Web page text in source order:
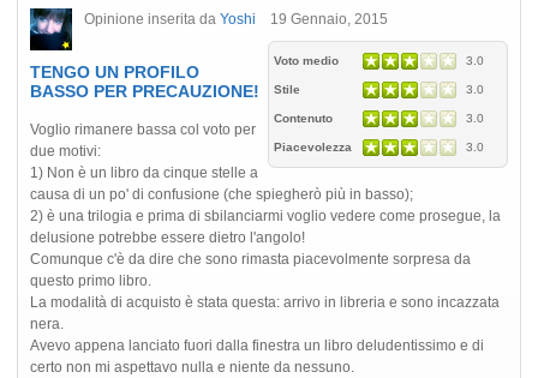
Opinione inserita da Yoshi 19 Gennaio, 2015
Voto medio 3.0
Stile 3.0
Contenuto 3.0
Piacevolezza 3.0
TENGO UN PROFILO
BASSO PER PRECAUZIONE!
Voglio rimanere bassa col voto per
due motivi:
1) Non è un libro da cinque stelle a
causa di un po' di confusione (che spiegherò più in basso);
2) è una trilogia e prima di sbilanciarmi voglio vedere come prosegue, la
delusione potrebbe essere dietro l'angolo!
Comunque c'è da dire che sono rimasta piacevolmente sorpresa da
questo primo libro.
La modalità di acquisto è stata questa: arrivo in libreria e sono incazzata
nera.
Avevo appena lanciato fuori dalla finestra un libro deludentissimo e di
certo non mi aspettavo nulla e niente da nessuno.